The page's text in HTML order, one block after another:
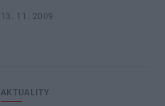
13. 11. 2009
AKTUALITY